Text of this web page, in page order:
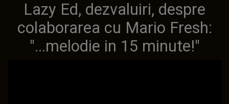
Lazy Ed, dezvaluiri, despre
colaborarea cu Mario Fresh:
"...melodie in 15 minute!"